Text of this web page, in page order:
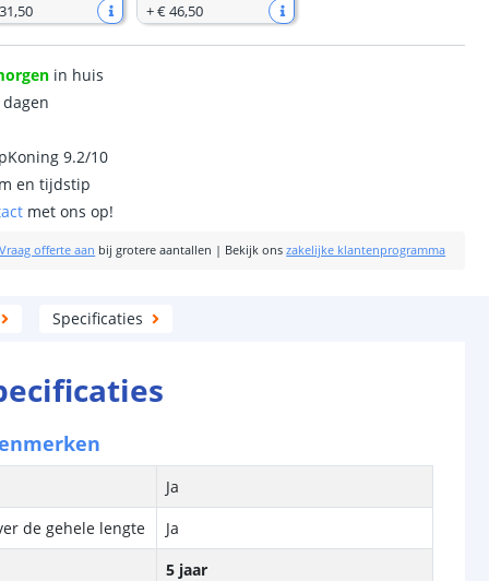
,50
+€ 46,50
in huis
9.2/10
en tijdstip
met ons op!
Vraag offerte aan bij grotere aantallen | Bekijk ons zakelijke klantenprogramma
Specificaties
Ja
de gehele lengte
Ja
5 jaar